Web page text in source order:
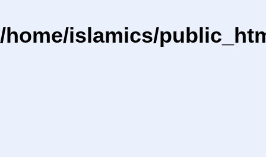
/home/islamics/